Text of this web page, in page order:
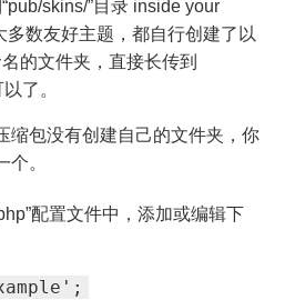
skins/”目录 inside your
多数友好主题，都自行创建了以
的文件夹，直接长传到
了。
缩包没有创建自己的文件夹，你
个。
配置文件中，添加或编辑下